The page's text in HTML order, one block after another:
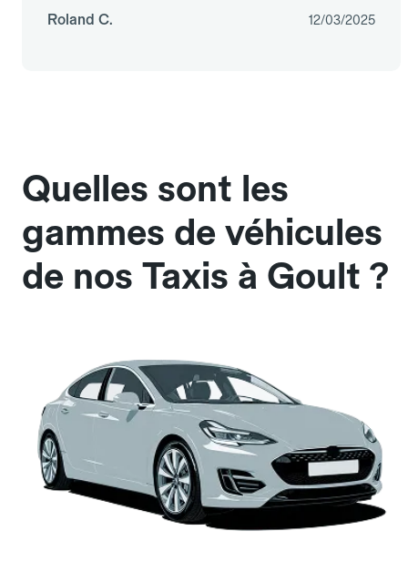
Roland C. 12/03/2025
Quelles sont les
gammes de véhicules
de nos Taxis à Goult ?